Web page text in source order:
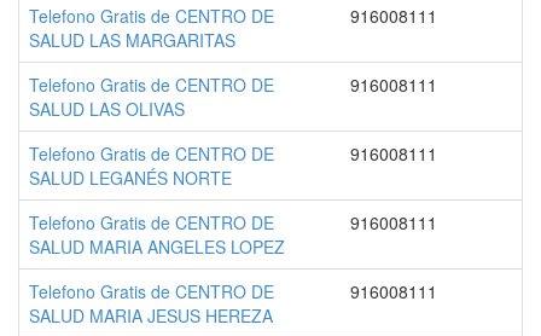
Telefono Gratis de CENTRO DE
SALUD LAS MARGARITAS
916008111
Telefono Gratis de CENTRO DE
SALUD LAS OLIVAS
916008111
Telefono Gratis de CENTRO DE
SALUD LEGANÉS NORTE
916008111
Telefono Gratis de CENTRO DE
SALUD MARIA ANGELES LOPEZ
916008111
Telefono Gratis de CENTRO DE
SALUD MARIA JESUS HEREZA
916008111